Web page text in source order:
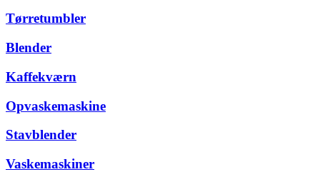
Tørretumbler
Blender
Kaffekværn
Opvaskemaskine
Stavblender
Vaskemaskiner